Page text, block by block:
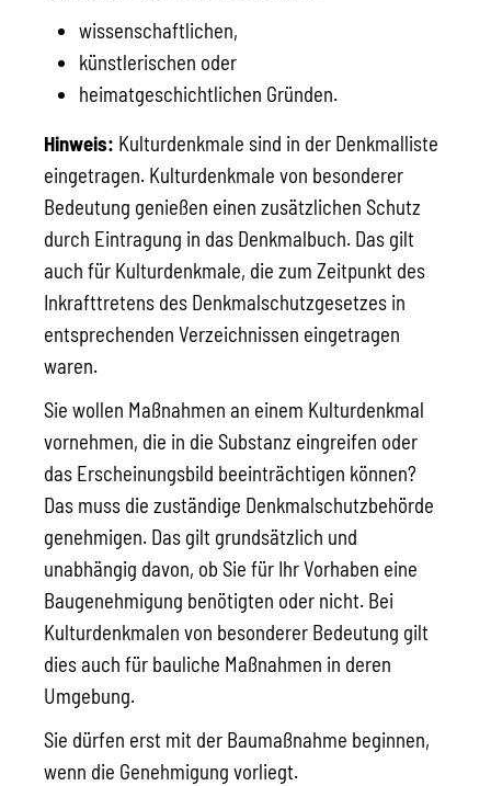
wissenschaftlichen,
künstlerischen oder
heimatgeschichtlichen Gründen.
Hinweis: Kulturdenkmale sind in der Denkmalliste
eingetragen. Kulturdenkmale von besonderer
Bedeutung genießen einen zusätzlichen Schutz
durch Eintragung in das Denkmalbuch. Das gilt
auch für Kulturdenkmale, die zum Zeitpunkt des
Inkrafttretens des Denkmalschutzgesetzes in
entsprechenden Verzeichnissen eingetragen
waren.
Sie wollen Maßnahmen an einem Kulturdenkmal
vornehmen, die in die Substanz eingreifen oder
das Erscheinungsbild beeinträchtigen können?
Das muss die zuständige Denkmalschutzbehörde
genehmigen. Das gilt grundsätzlich und
unabhängig davon, ob Sie für Ihr Vorhaben eine
Baugenehmigung benötigten oder nicht. Bei
Kulturdenkmalen von besonderer Bedeutung gilt
dies auch für bauliche Maßnahmen in deren
Umgebung.
Sie dürfen erst mit der Baumaßnahme beginnen,
wenn die Genehmigung vorliegt.